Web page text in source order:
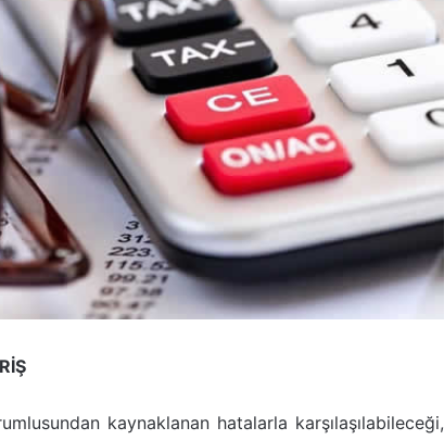
kaynaklanan hatalarla karşılaşılabileceği,